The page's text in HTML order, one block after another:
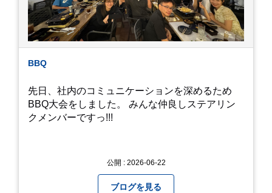
ないともったいないなと メダカのお池のトンボか
ら教えていただきました。
BBQ
先日、社内のコミュニケーションを深めるため
BBQ大会をしました。 みんな仲良しステアリン
クメンバーですっ!!!
公開 : 2026-06-22
ブログを見る